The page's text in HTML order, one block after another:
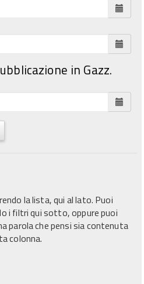
in Gazz.
la lista, qui al lato. Puoi
i filtri qui sotto, oppure puoi
parola che pensi sia contenuta
colonna.